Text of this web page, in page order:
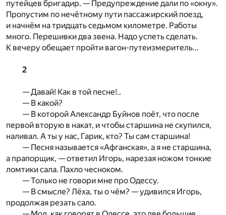
путейцев бригадир. — Предупреждение дали по «окну».
Пропустим по нечётному пути пассажирский поезд,
и начнём на тридцать седьмом километре. Работы
много. Перешивки два звена. Надо успеть сделать.
К вечеру обещает пройти вагон-путеизмеритель…
2
— Давай! Как в той песне!..
— В какой?
— В которой Александр Буйнов поёт, что после
первой вторую в накат, и чтобы старшина не скупился,
наливал. А ты у нас, Гарик, кто? Ты сам старшина!
— Песня называется «Афганская», а я не старшина,
а прапорщик, — ответил Игорь, нарезая ножом тонкие
ломтики сала. Пахло чесноком.
— Только не говори мне про Одессу.
— В смысле? Лёха, ты о чём? — удивился Игорь,
продолжая резать сало.